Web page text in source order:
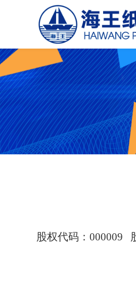
股权代码： 000009